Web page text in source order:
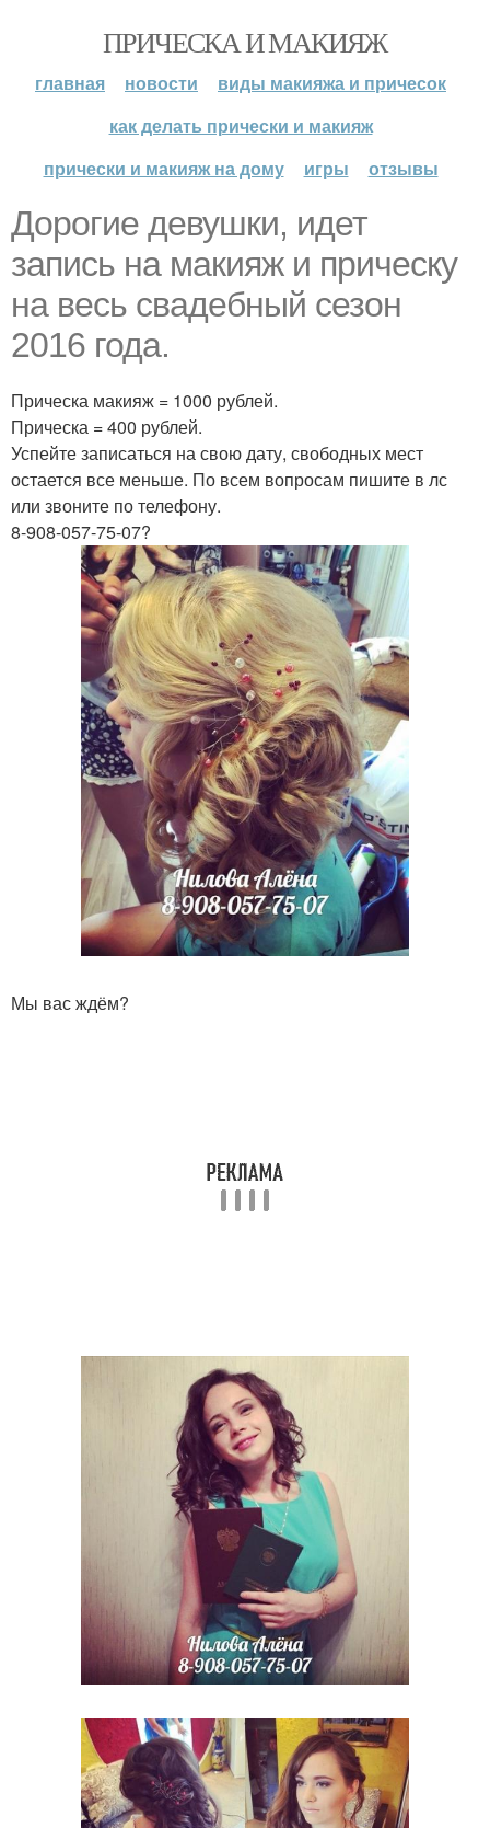
ПРИЧЕСКА И МАКИЯЖ
главная новости
виды макияжа и причесок
как делать прически и макияж
прически и макияж на дому
игры отзывы
Дорогие девушки, идет
запись на макияж и прическу
на весь свадебный сезон
2016 года.
Прическа макияж = 1000 рублей.
Прическа = 400 рублей.
Успейте записаться на свою дату, свободных мест
остается все меньше. По всем вопросам пишите в лс
или звоните по телефону.
8-908-057-75-07?
Мы вас ждём?